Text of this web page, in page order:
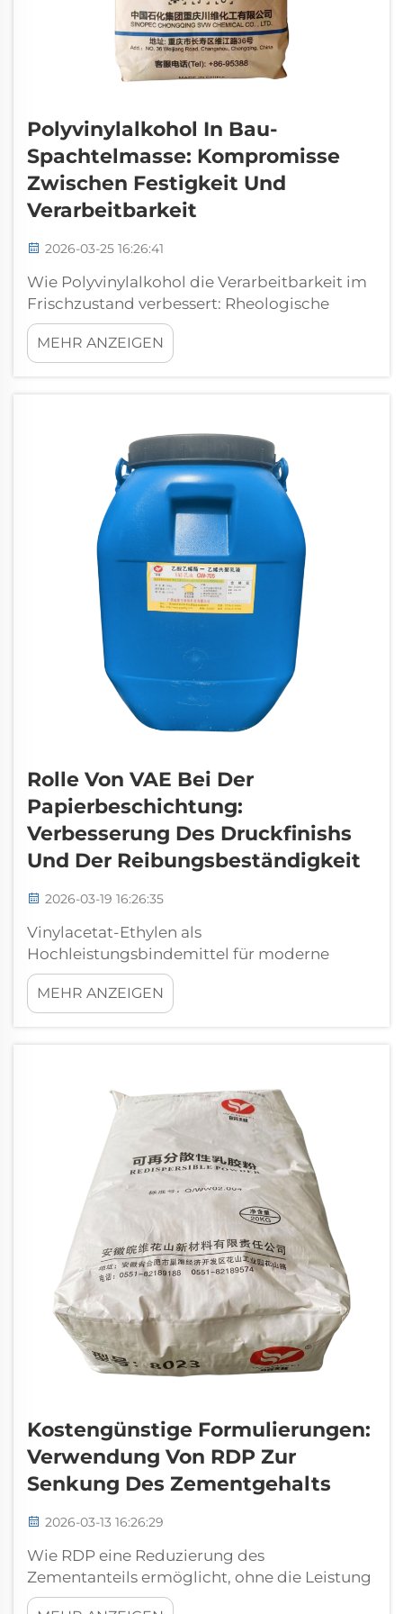
Polyvinylalkohol In Bau-
Spachtelmasse: Kompromisse
Zwischen Festigkeit Und
Verarbeitbarkeit
2026-03-25 16:26:41
Wie Polyvinylalkohol die Verarbeitbarkeit im
Frischzustand verbessert: Rheologische
Kontrolle – Verringerung der Fließgrenze und
Verbesserung der plastischen Viskosität.
Wenn Polyvinylalkohol (PVA) zu
indem er die Flockenstruktur auflöst...
MEHR ANZEIGEN
Rolle Von VAE Bei Der
Papierbeschichtung:
Verbesserung Des Druckfinishs
Und Der Reibungsbeständigkeit
2026-03-19 16:26:35
Vinylacetat-Ethylen als
Hochleistungsbindemittel für moderne
Papierbeschichtungen: Filmbildung,
Haftmechanik und Grenzflächenbindung von
Vinylacetat-Ethylen-Emulsionen auf
MEHR ANZEIGEN
Kostengünstige Formulierungen:
Verwendung Von RDP Zur
Senkung Des Zementgehalts
2026-03-13 16:26:29
Wie RDP eine Reduzierung des
Zementanteils ermöglicht, ohne die Leistung
zu beeinträchtigen: Filmbildung und